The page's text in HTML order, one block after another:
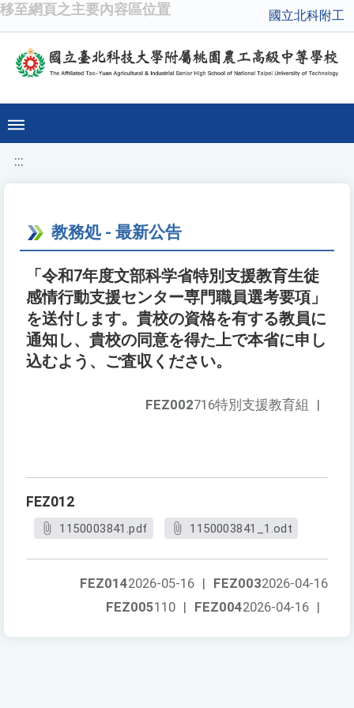
移至網頁之主要內容區位置 國立北科附工
:::
教務処 - 最新公告
「令和7年度文部科学省特別支援教育生徒
感情行動支援センター専門職員選考要項」
を送付します。貴校の資格を有する教員に
通知し、貴校の同意を得た上で本省に申し
込むよう、ご査収ください。
FEZ002716特別支援教育組 |
FEZ012
1150003841.pdf 1150003841_1.odt
FEZ0032026-04-16
FEZ0142026-05-16 |
FEZ0042026-04-16 |
FEZ005110 |